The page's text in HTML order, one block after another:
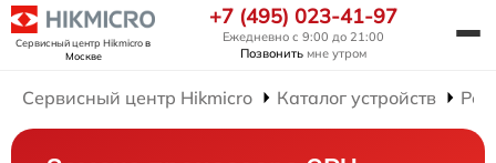
Сервисный центр Hikmicroв
Москве
+7 (495) 023-41-97
Ежедневно с 9:00 до 21:00
Позвонить мне утром
Сервисный центр Hikmicro Каталог устройств